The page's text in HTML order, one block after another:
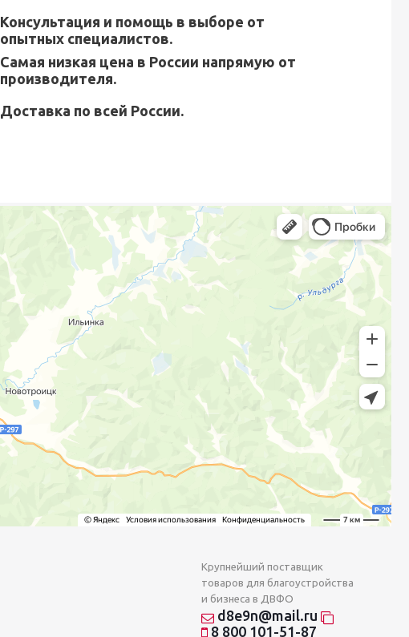
Консультация и помощь в выборе от
опытных специалистов.
Самая низкая цена в России напрямую от
производителя.
Доставка по всей России.
Крупнейший поставщик
товаров для благоустройства
и бизнеса в ДВФО
d8e9n@mail.ru
8 800 101-51-87